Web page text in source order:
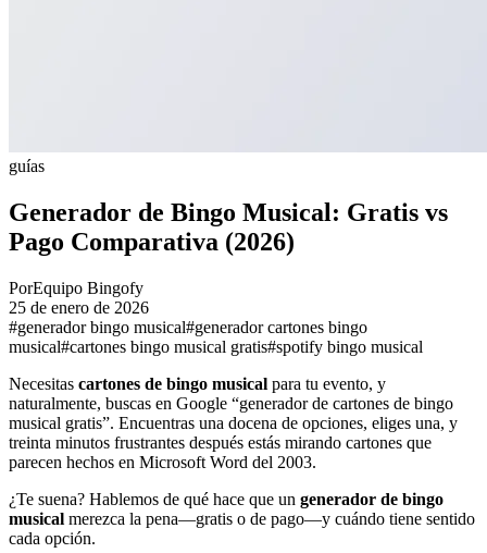
guías
Generador de Bingo Musical: Gratis vs
Pago Comparativa (2026)
PorEquipo Bingofy
25 de enero de 2026
#generador bingo musical#generador cartones bingo
musical#cartones bingo musical gratis#spotify bingo musical
Necesitas cartones de bingo musical para tu evento, y
naturalmente, buscas en Google “generador de cartones de bingo
musical gratis”. Encuentras una docena de opciones, eliges una, y
treinta minutos frustrantes después estás mirando cartones que
parecen hechos en Microsoft Word del 2003.
¿Te suena? Hablemos de qué hace que un generador de bingo
musical merezca la pena—gratis o de pago—y cuándo tiene sentido
cada opción.